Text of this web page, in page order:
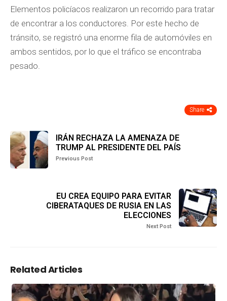
Elementos policíacos realizaron un recorrido para tratar
de encontrar a los conductores. Por este hecho de
tránsito, se registró una enorme fila de automóviles en
ambos sentidos, por lo que el tráfico se encontraba
pesado.
Share
IRÁN RECHAZA LA AMENAZA DE
TRUMP AL PRESIDENTE DEL PAÍS
Previous Post
EU CREA EQUIPO PARA EVITAR
CIBERATAQUES DE RUSIA EN LAS
ELECCIONES
Next Post
Related Articles